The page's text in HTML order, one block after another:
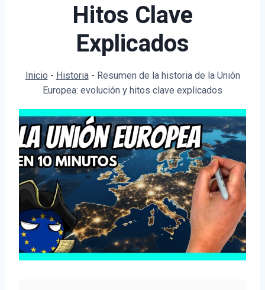
Hitos Clave
Explicados
Inicio - Historia- Resumen de la historia de la Unión
Europea: evolución y hitos clave explicados